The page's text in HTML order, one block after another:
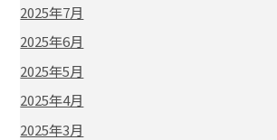
2025年7月
2025年6月
2025年5月
2025年4月
2025年3月